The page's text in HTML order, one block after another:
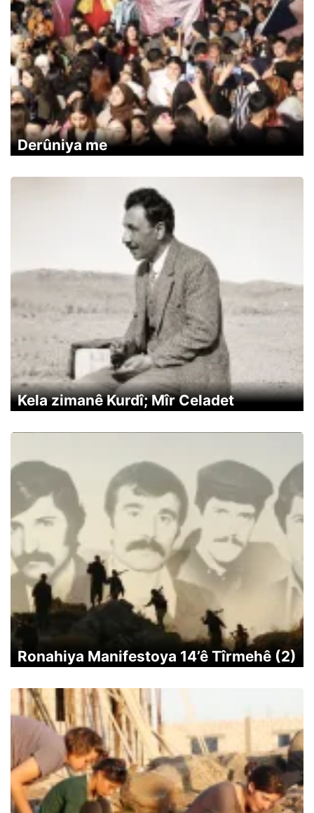
Derûniya me
Kela zimanê Kurdî; Mîr Celadet
Ronahiya Manifestoya 14’ê Tîrmehê (2)